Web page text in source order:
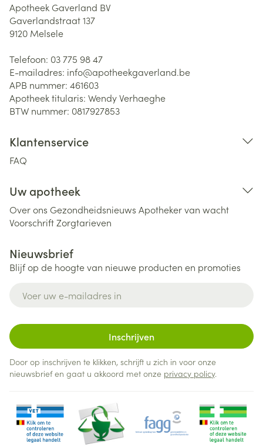
Apotheek Gaverland BV
Gaverlandstraat 137
9120 Melsele
Telefoon: 03 775 98 47
E-mailadres: info@apotheekgaverland.be
APB nummer: 461603
Apotheek titularis: Wendy Verhaeghe
BTW nummer: 0817927853
Klantenservice
FAQ
Uw apotheek
Over ons Gezondheidsnieuws Apotheker van wacht
VoorschriftZorgtarieven
Nieuwsbrief
Blijf op de hoogte van nieuwe producten en promoties
Inschrijven
Door op inschrijven te klikken, schrijft u zich in voor onze
nieuwsbrief en gaat u akkoord met onze privacy policy.